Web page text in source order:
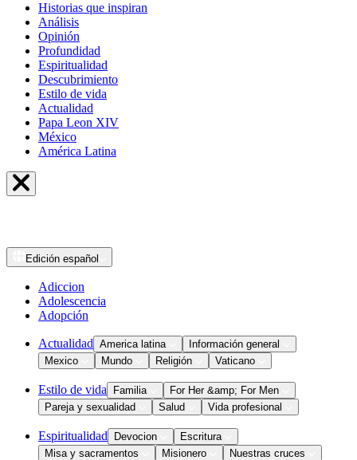
Historias que inspiran
Análisis
Opinión
Profundidad
Espiritualidad
Descubrimiento
Estilo de vida
Actualidad
Papa Leon XIV
México
América Latina
Edición español
Adiccion
Adolescencia
Adopción
Actualidad America latina
Información general
Mexico
Mundo Religión Vaticano
Estilo de vida Familia
For Her &amp; For Men
Pareja y sexualidad
Salud Vida profesional
Espiritualidad Devocion
Escritura
Misa y sacramentos
Misionero
Nuestras cruces